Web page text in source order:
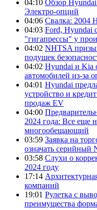
04:10 Обзор
Электро-опций
04:06 Свалка: 2004
04:03 Ford, Hyundai
"гигапрессы" у
04:02 NHTSA
подушек
04:02 Hyundai и Kia
автомобилей из-за
04:01 Hyundai
устройство и
продаж EV
04:00
2024 года: Все еще
многообещающий
03:59 Заявка на
означать серийный
03:58 Слухи о
2024 году
17:14
компаний
19:01 Рулетка с
преимущества